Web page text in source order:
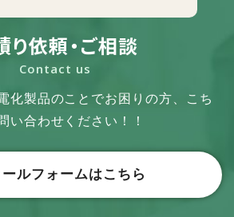
り依頼・ご相談
Contact us
化製品のことでお困りの方、
こち
い合わせください！！
ールフォームはこちら